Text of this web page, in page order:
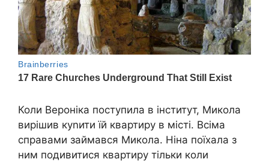
Коли Вероніка поступила в інститут, Микола
вирішив куnити їй квартиру в місті. Всіма
справами займався Микола. Ніна поїхала з
ним подивитися квартиру тільки коли